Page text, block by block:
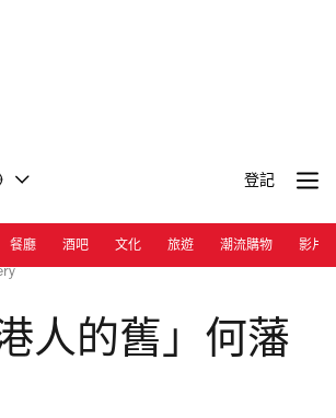
登記
餐廳 酒吧 文化 旅遊 潮流購物 影片
Hong Kong 1950s and 60s, courtesy of
人的舊」何藩